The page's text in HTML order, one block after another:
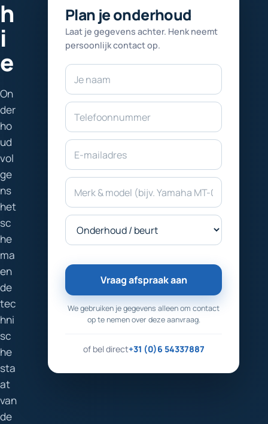
h
i
e
On
der
ho
ud
vol
ge
ns
het
sc
he
ma
en
de
tec
hni
sc
he
sta
at
van
de
dit
veld
leeg
Plan je onderhoud
Laat je gegevens achter. Henk neemt
persoonlijk contact op.
Naam
E-
Merk en
Vraag afspraak aan
We gebruiken je gegevens alleen om contact
op te nemen over deze aanvraag.
of bel direct+31 (0)6 54337887